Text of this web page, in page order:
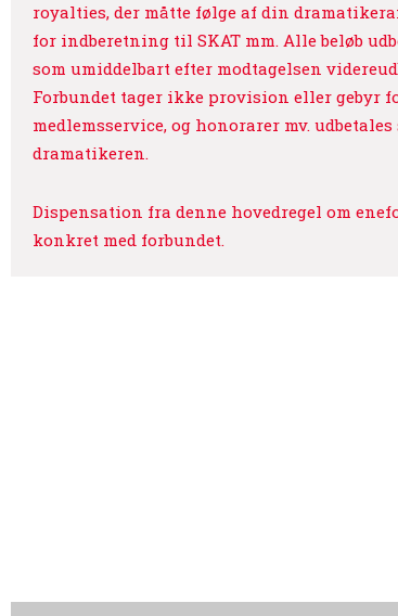
royalties, der måtte følge af din
for indberetning til SKAT mm. Alle beløb
som umiddelbart efter modtagelsen
Forbundet tager ikke provision eller gebyr
medlemsservice, og honorarer mv.
dramatikeren.
Dispensation fra denne hovedregel om
konkret med forbundet.